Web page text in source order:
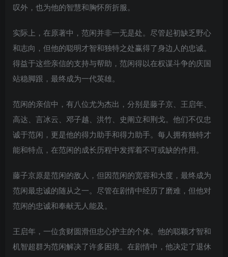
叹外，也为他的智慧和胸怀所折服。
实际上，在原著中，范闲并非一无是处。尽管起初缺乏野心
和志向，但他的聪明才智和独特之处赢得了身边人的忠诚。
得益于这些亲信的支持与帮助，范闲得以在权谋斗争的庆国
站稳脚跟，最终成为一代英雄。
范闲的亲信中，有八位尤为杰出，分别是藤子京、王启年、
高达、言冰云、邓子越、洪竹、史阐立和荆戈。他们不仅忠
诚于范闲，更是他的得力助手和得力助手。每人拥有独特才
能和特点，在范闲的成长历程中发挥着不可或缺的作用。
藤子京原是范闲的敌人，但因范闲的宽容和大度，最终成为
范闲最忠诚的随从之一。尽管在剧情中经历了磨难，但他对
范闲的忠诚和奉献无人能及。
王启年，一位贪财圆滑但忠心护主的个体。他的聪颖才智和
机智超群为范闲解决了许多困境。在剧情中，他决定了退休